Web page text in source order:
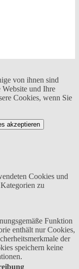
von ihnen sind
Website und Ihre
Cookies, wenn Sie
akzeptieren
Cookies und
zu
Funktion
enthält nur Cookies,
der
speichern keine